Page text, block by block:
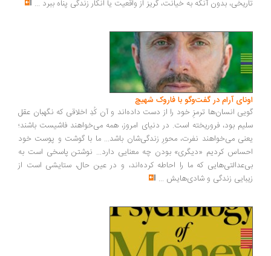
تاریخی، بدون آنکه به خیانت، گریز از واقعیت یا انکار زندگی پناه ببرد ...
اونای آرام در گفت‌وگو با فاروک شهیچ‭
گویی انسان‌ها ترمزِ خود را از دست داده‌اند و آن کُدِ اخلاقی که نگهبان عقل
سلیم بود، فروریخته است. در دنیای امروز، همه می‌خواهند فاشیست باشند؛
یعنی می‌خواهند نفرت، محورِ زندگی‌شان باشد... ما با گوشت و پوست خود
احساس کردیم «دیگری» بودن چه معنایی دارد... نوشتن پاسخی است به
بی‌عدالتی‌هایی که ما را احاطه کرده‌اند، و در عین حال، ستایشی است از
زیبایی زندگی و شادی‌هایش ...